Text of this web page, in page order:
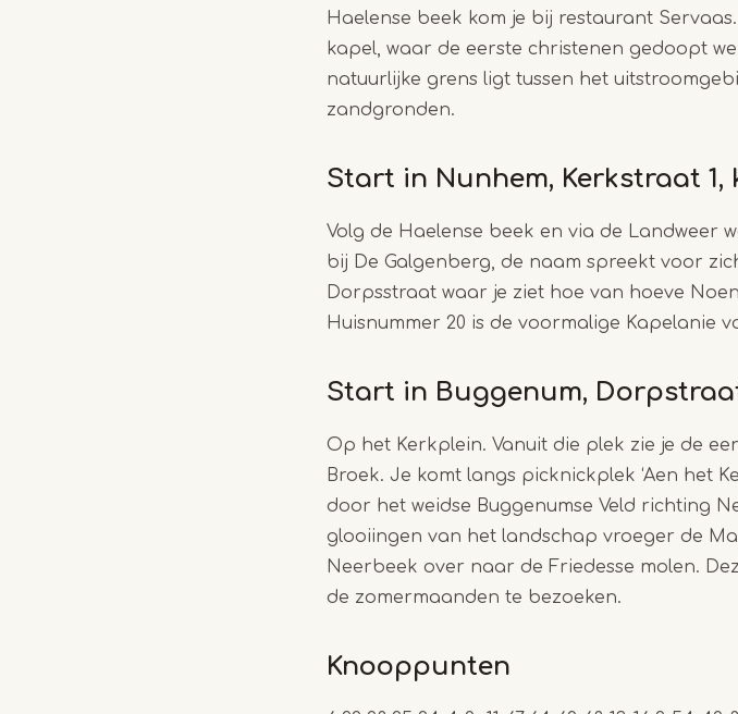
Haelense beek kom je bij restaurant
kapel, waar de eerste christenen gedoopt
natuurlijke grens ligt tussen het
zandgronden.
Start in Nunhem, Kerkstraat
Volg de Haelense beek en via de Landweer
bij De Galgenberg, de naam spreekt voor
Dorpsstraat waar je ziet hoe van hoeve
Huisnummer 20 is de voormalige Kapelanie
Start in Buggenum,
Op het Kerkplein. Vanuit die plek zie je de
Broek. Je komt langs picknickplek ‘Aen het
door het weidse Buggenumse Veld richting
glooiingen van het landschap vroeger de
Neerbeek over naar de Friedesse molen.
de zomermaanden te bezoeken.
Knooppunten